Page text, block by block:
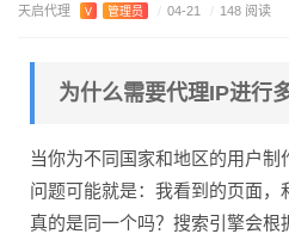
天启代理 V 管理员 / 04-21 / 148 阅读
为什么需要代理IP进行
当你为不同国家和地区的用户
问题可能就是：我看到的页面，
真的是同一个吗？搜索引擎会根